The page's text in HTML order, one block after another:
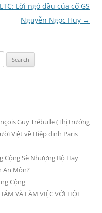
Lời ngỏ đầu của cố GS
Nguyễn Ngọc Huy →
Guy Trébulle (Thị trưởng
Việt về Hiệp định Paris
Cộng Sẽ Nhượng Bộ Hay
An Môn?
Cộng
VÀ LÀM VIỆC VỚI HỘI